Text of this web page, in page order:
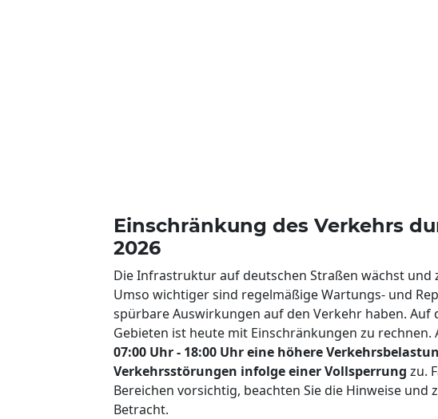
Einschränkung des Verkehrs
2026
Die Infrastruktur auf deutschen Straßen wächst
Umso wichtiger sind regelmäßige Wartungs- und
spürbare Auswirkungen auf den Verkehr haben. Auf
Gebieten ist heute mit Einschränkungen zu
07:00 Uhr - 18:00 Uhr eine höhere
Verkehrsstörungen infolge einer Vollsperrung zu.
Bereichen vorsichtig, beachten Sie die Hinweise und
Betracht.